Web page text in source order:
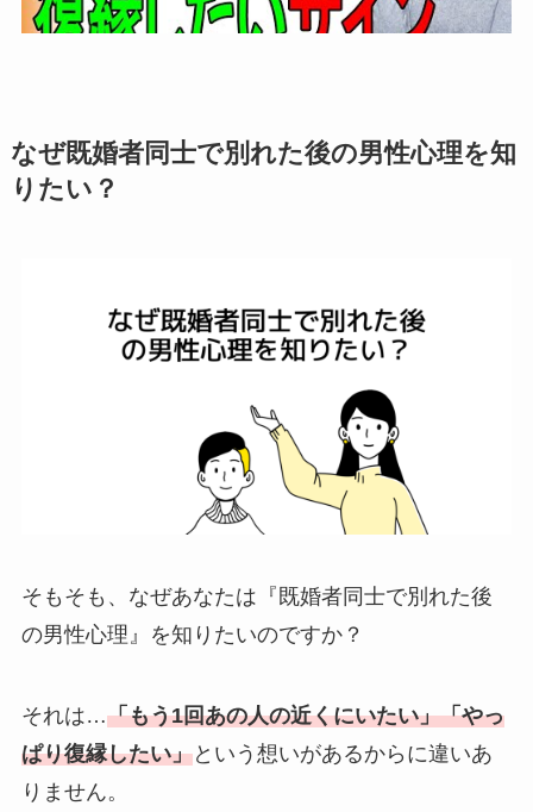
なぜ既婚者同士で別れた後の男性心理を知
りたい？
そもそも、なぜあなたは『既婚者同士で別れた後
の男性心理』を知りたいのですか？
それは…「もう1回あの人の近くにいたい」「やっ
ぱり復縁したい」という想いがあるからに違いあ
りません。